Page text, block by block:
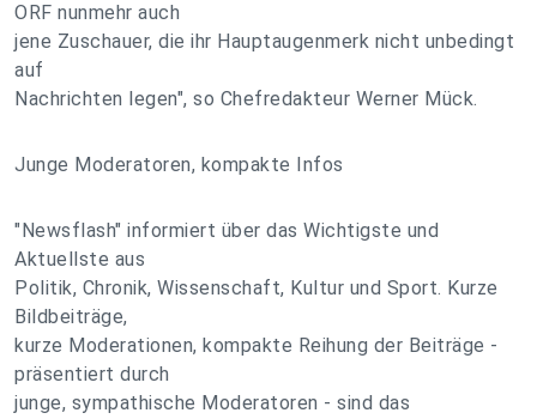
ORF nunmehr auch
jene Zuschauer, die ihr Hauptaugenmerk nicht unbedingt
auf
Nachrichten legen", so Chefredakteur Werner Mück.
Junge Moderatoren, kompakte Infos
"Newsflash" informiert über das Wichtigste und
Aktuellste aus
Politik, Chronik, Wissenschaft, Kultur und Sport. Kurze
Bildbeiträge,
kurze Moderationen, kompakte Reihung der Beiträge -
präsentiert durch
junge, sympathische Moderatoren - sind das